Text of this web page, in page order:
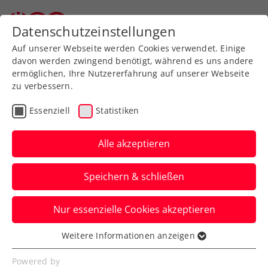
Aktuelle News
News filtern
Datenschutzeinstellungen
Auf unserer Webseite werden Cookies verwendet. Einige
davon werden zwingend benötigt, während es uns andere
ermöglichen, Ihre Nutzererfahrung auf unserer Webseite
zu verbessern.
Essenziell Statistiken
Alle akzeptieren
Speichern & schließen
Nur essenzielle Cookies akzeptieren
Essenziell
Essenzielle Cookies werden für grundlegende
Weitere Informationen anzeigen
Powered by